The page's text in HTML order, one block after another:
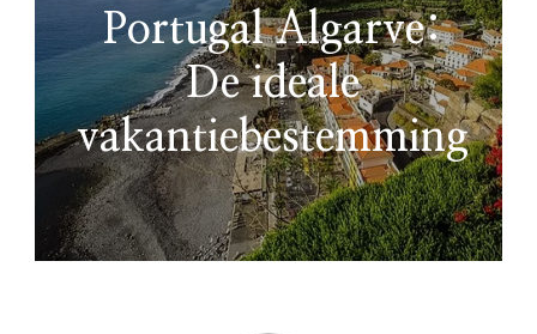
Portugal Algarve:
De ideale
vakantiebestemming